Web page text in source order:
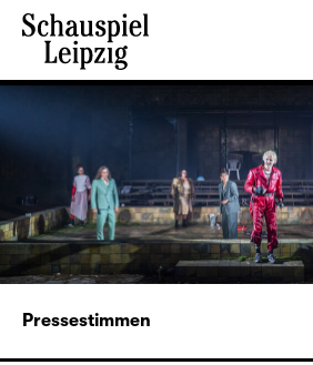
Pressestimmen